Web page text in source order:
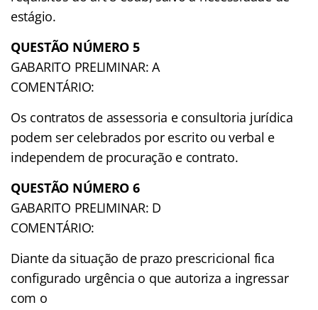
estágio.
QUESTÃO NÚMERO 5
GABARITO PRELIMINAR: A
COMENTÁRIO:
Os contratos de assessoria e consultoria jurídica
podem ser celebrados por escrito ou verbal e
independem de procuração e contrato.
QUESTÃO NÚMERO 6
GABARITO PRELIMINAR: D
COMENTÁRIO:
Diante da situação de prazo prescricional fica
configurado urgência o que autoriza a ingressar
com o